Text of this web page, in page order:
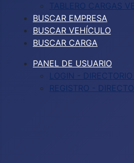
TABLERO CARGAS
BUSCAR EMPRESA
BUSCAR VEHÍCULO
BUSCAR CARGA
PANEL DE USUARIO
LOGIN -
REGISTRO -